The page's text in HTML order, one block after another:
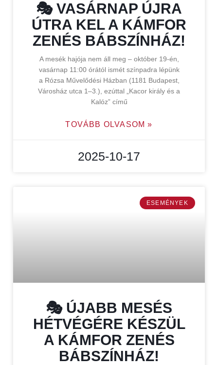
🎭 VASÁRNAP ÚJRA
ÚTRA KEL A KÁMFOR
ZENÉS BÁBSZÍNHÁZ!
A mesék hajója nem áll meg – október 19-én,
vasárnap 11:00 órától ismét színpadra lépünk
a Rózsa Művelődési Házban (1181 Budapest,
Városház utca 1–3.), ezúttal „Kacor király és a
Kalóz” című
TOVÁBB OLVASOM »
2025-10-17
ESEMÉNYEK
🎭 ÚJABB MESÉS
HÉTVÉGÉRE KÉSZÜL
A KÁMFOR ZENÉS
BÁBSZÍNHÁZ!